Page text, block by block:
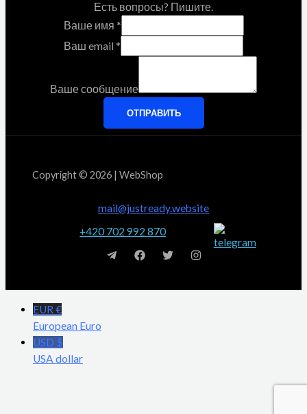
Есть вопросы? Пишите.
Ваше имя *
Ваш email *
Ваше сообщение
ОТПРАВИТЬ
Copyright © 2026 | WebShop
mail@justready.website
+420 702 992 870
EUR €
European Euro
USD $
USA dollar